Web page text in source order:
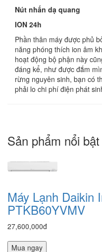
Nút nhấn dạ quang
ION 24h
Phần thân máy được phủ
năng phóng thích ion âm
hoạt động bộ phận này
đáng kể, như được đắm
rừng nguyên sinh, bạn có
phải lo chi phí điện phát
Sản phẩm nổi bật
Máy Lạnh Daikin
PTKB60YVMV
27,600,000đ
Mua ngay